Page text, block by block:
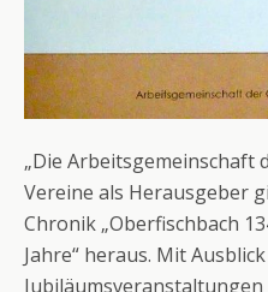
„Die Arbeitsgemeinschaft
Vereine als Herausgeber
Chronik „Oberfischbach
Jahre“ heraus. Mit
Jubiläumsveranstaltungen